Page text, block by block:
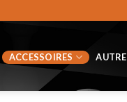
ACCESSOIRES